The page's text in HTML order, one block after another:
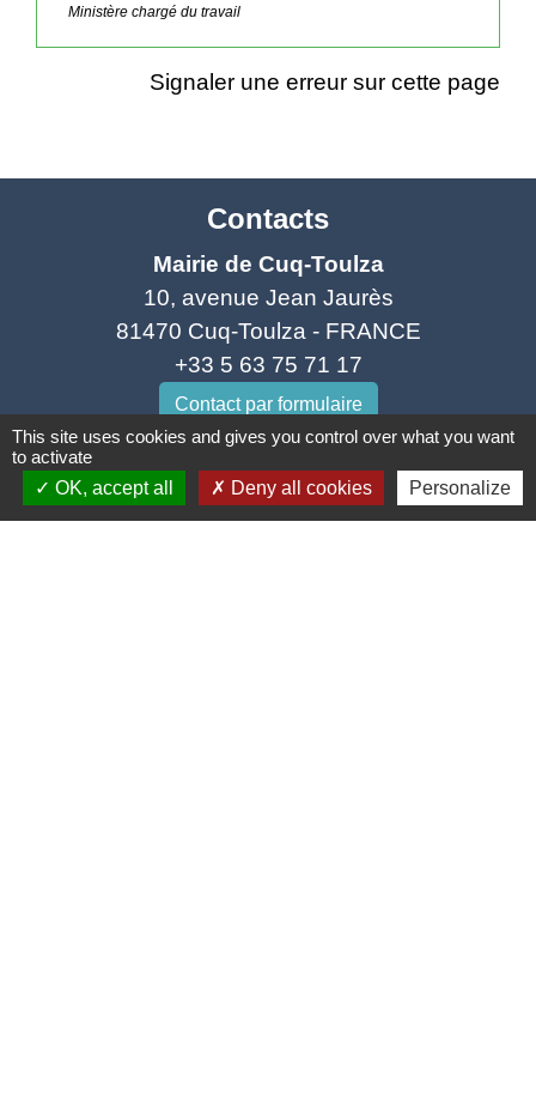
Ministère chargé du travail
Signaler une erreur sur cette page
Contacts
Mairie de Cuq-Toulza
10, avenue Jean Jaurès
81470 Cuq-Toulza - FRANCE
+33 5 63 75 71 17
Contact par formulaire
Horaires d'ouverture du secrétariat
Lundi : Sur RDV
This site uses cookies and gives you control over what you want
to activate
OK, accept all
Deny all cookies Personalize